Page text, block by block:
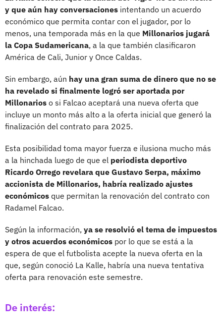
y que aún hay conversaciones intentando un acuerdo
económico que permita contar con el jugador, por lo
menos, una temporada más en la que Millonarios jugará
la Copa Sudamericana, a la que también clasificaron
América de Cali, Junior y Once Caldas.
Sin embargo, aún hay una gran suma de dinero que no se
ha revelado si finalmente logró ser aportada por
Millonarios o si Falcao aceptará una nueva oferta que
incluye un monto más alto a la oferta inicial que generó la
finalización del contrato para 2025.
Esta posibilidad toma mayor fuerza e ilusiona mucho más
a la hinchada luego de que el periodista deportivo
Ricardo Orrego revelara que Gustavo Serpa, máximo
accionista de Millonarios, habría realizado ajustes
económicos que permitan la renovación del contrato con
Radamel Falcao.
Según la información, ya se resolvió el tema de impuestos
y otros acuerdos económicos por lo que se está a la
espera de que el futbolista acepte la nueva oferta en la
que, según conoció La Kalle, habría una nueva tentativa
oferta para renovación este semestre.
De interés: